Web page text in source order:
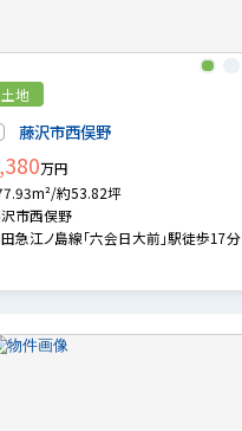
1
藤沢市西俣野
土地
万円
約53.82坪
市西俣野
急江ノ島線「六会日大前」駅徒歩17分